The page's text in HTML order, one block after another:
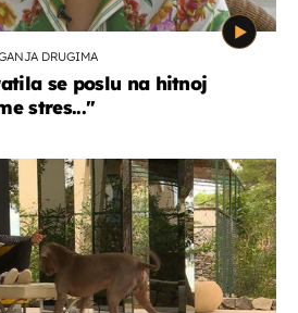
DRUGIMA
se poslu na hitnoj
stres..."